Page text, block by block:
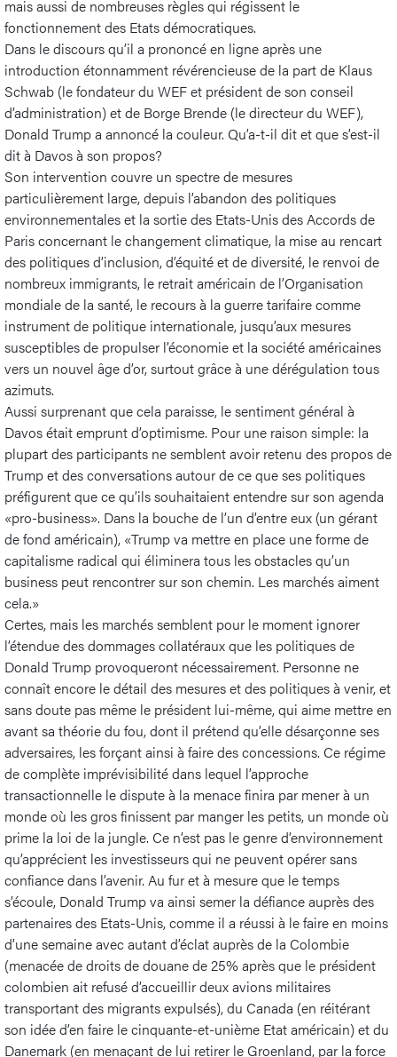
mais aussi de nombreuses règles qui régissent le
fonctionnement des Etats démocratiques.
Dans le discours qu’il a prononcé en ligne après une
introduction étonnamment révérencieuse de la part de Klaus
Schwab (le fondateur du WEF et président de son conseil
d’administration) et de Borge Brende (le directeur du WEF),
Donald Trump a annoncé la couleur. Qu’a-t-il dit et que s’est-il
dit à Davos à son propos?
Son intervention couvre un spectre de mesures
particulièrement large, depuis l’abandon des politiques
environnementales et la sortie des Etats-Unis des Accords de
Paris concernant le changement climatique, la mise au rencart
des politiques d’inclusion, d’équité et de diversité, le renvoi de
nombreux immigrants, le retrait américain de l’Organisation
mondiale de la santé, le recours à la guerre tarifaire comme
instrument de politique internationale, jusqu’aux mesures
susceptibles de propulser l’économie et la société américaines
vers un nouvel âge d’or, surtout grâce à une dérégulation tous
azimuts.
Aussi surprenant que cela paraisse, le sentiment général à
Davos était emprunt d’optimisme. Pour une raison simple: la
plupart des participants ne semblent avoir retenu des propos de
Trump et des conversations autour de ce que ses politiques
préfigurent que ce qu’ils souhaitaient entendre sur son agenda
«pro-business». Dans la bouche de l’un d’entre eux (un gérant
de fond américain), «Trump va mettre en place une forme de
capitalisme radical qui éliminera tous les obstacles qu’un
business peut rencontrer sur son chemin. Les marchés aiment
cela.»
Certes, mais les marchés semblent pour le moment ignorer
l’étendue des dommages collatéraux que les politiques de
Donald Trump provoqueront nécessairement. Personne ne
connaît encore le détail des mesures et des politiques à venir, et
sans doute pas même le président lui-même, qui aime mettre en
avant sa théorie du fou, dont il prétend qu’elle désarçonne ses
adversaires, les forçant ainsi à faire des concessions. Ce régime
de complète imprévisibilité dans lequel l’approche
transactionnelle le dispute à la menace finira par mener à un
monde où les gros finissent par manger les petits, un monde où
prime la loi de la jungle. Ce n’est pas le genre d’environnement
qu’apprécient les investisseurs qui ne peuvent opérer sans
confiance dans l’avenir. Au fur et à mesure que le temps
s’écoule, Donald Trump va ainsi semer la défiance auprès des
partenaires des Etats-Unis, comme il a réussi à le faire en moins
d’une semaine avec autant d’éclat auprès de la Colombie
(menacée de droits de douane de 25% après que le président
colombien ait refusé d’accueillir deux avions militaires
transportant des migrants expulsés), du Canada (en réitérant
son idée d’en faire le cinquante-et-unième Etat américain) et du
Danemark (en menaçant de lui retirer le Groenland, par la force